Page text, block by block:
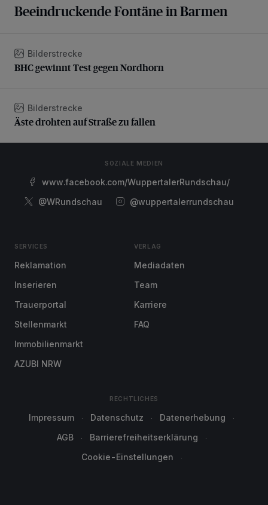
Beeindruckende Fontäne in Barmen
BHC gewinnt Test gegen Nordhorn
Bilderstrecke
BHC gewinnt Test gegen Nordhorn
Äste drohten auf Straße zu fallen
Bilderstrecke
Äste drohten auf Straße zu fallen
SOZIALE MEDIEN
www.facebook.com/WuppertalerRundschau/
@WRundschau
@wuppertalerrundschau
SERVICES
Reklamation
Inserieren
Trauerportal
Stellenmarkt
Immobilienmarkt
AZUBI NRW
VERLAG
Mediadaten
Team
Karriere
FAQ
RECHTLICHES
Impressum Datenschutz
Datenerhebung
AGB
Barrierefreiheitserklärung
Cookie-Einstellungen